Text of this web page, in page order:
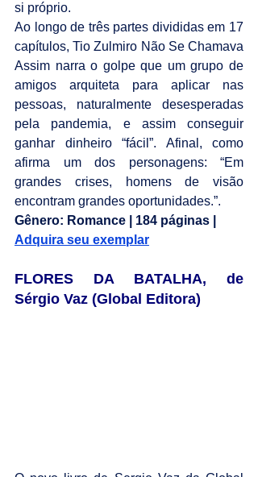
si próprio.
Ao longo de três partes divididas em 17
capítulos, Tio Zulmiro Não Se Chamava
Assim narra o golpe que um grupo de
amigos arquiteta para aplicar nas
pessoas, naturalmente desesperadas
pela pandemia, e assim conseguir
ganhar dinheiro “fácil”. Afinal, como
afirma um dos personagens: “Em
grandes crises, homens de visão
encontram grandes oportunidades.”.
Gênero: Romance | 184 páginas |
Adquira seu exemplar
FLORES DA BATALHA, de
Sérgio Vaz (Global Editora)